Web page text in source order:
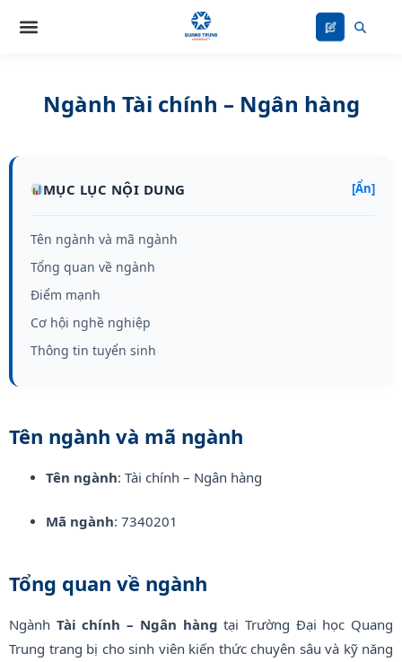
Ngành Tài chính – Ngân hàng
MỤC LỤC NỘI DUNG [Ẩn]
Tên ngành và mã ngành
Tổng quan về ngành
Điểm mạnh
Cơ hội nghề nghiệp
Thông tin tuyển sinh
Tên ngành và mã ngành
Tên ngành: Tài chính – Ngân hàng
Mã ngành: 7340201
Tổng quan về ngành
Ngành Tài chính – Ngân hàng tại Trường Đại học Quang
Trung trang bị cho sinh viên kiến thức chuyên sâu và kỹ năng